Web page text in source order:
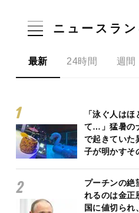
ニュースラ
最新 24時間 週間
「泳ぐ人はほ
て…」猛暑の
で起きてい
子が明かすそ
プーチンの絶
れるのは金
国に値切られ